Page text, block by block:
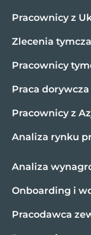
Pracownicy z
Zlecenia
Pracownicy
Praca
Pracownicy z
Analiza rynku
Analiza
Onboarding i
Pracodawca